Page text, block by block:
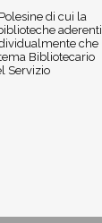
di cui la
aderenti
che
Bibliotecario
Servizio